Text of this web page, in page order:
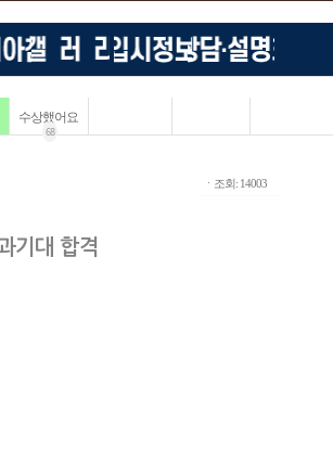
수상했어요
68
ㆍ조회: 14003
기대 합격